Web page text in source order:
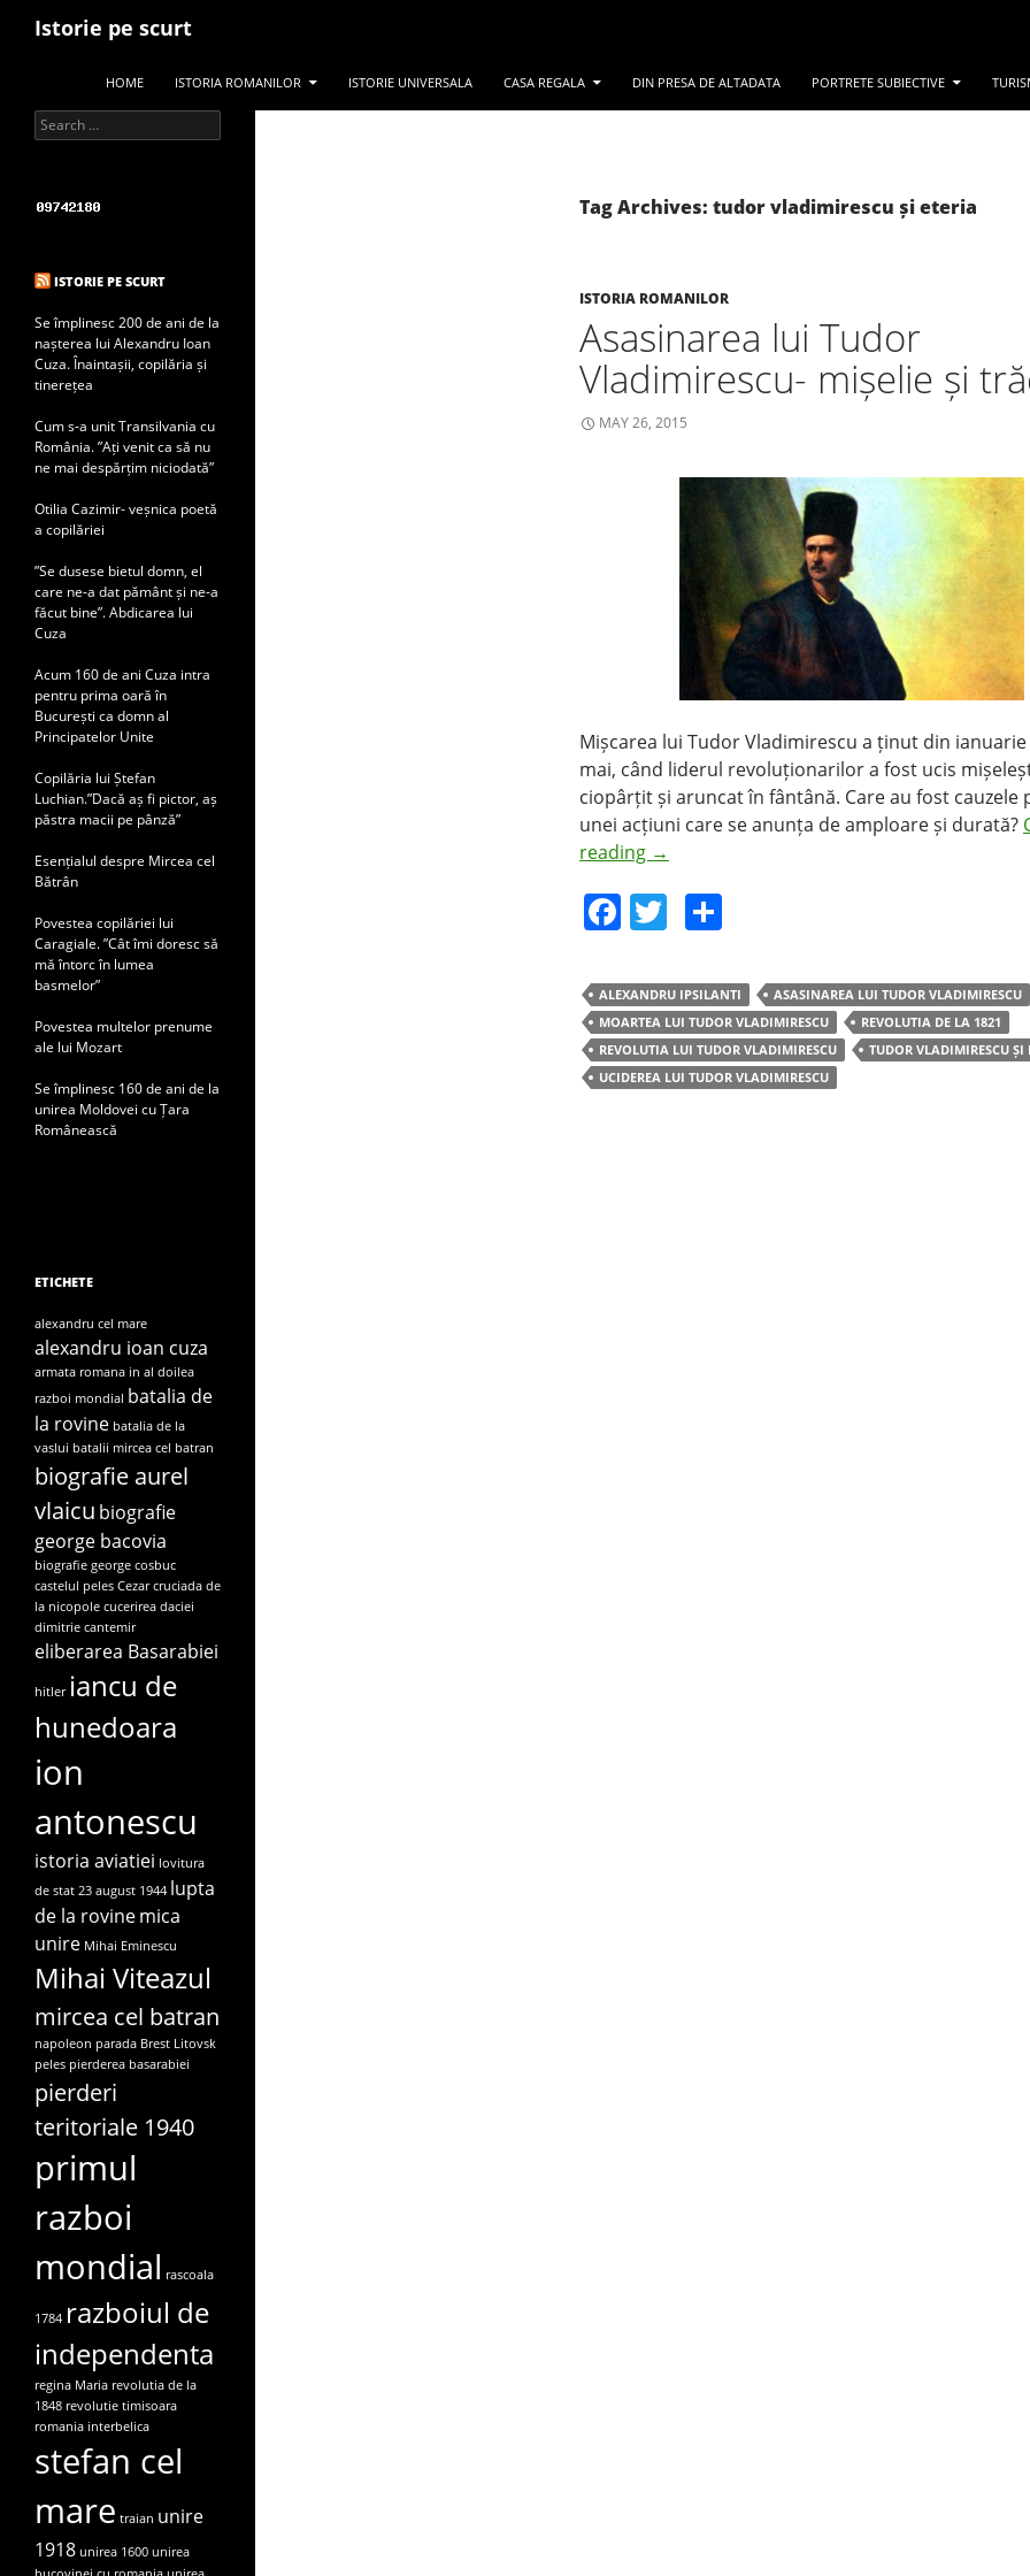
Istorie pe scurt
HOME
ISTORIA ROMANILOR ISTORIE UNIVERSALA CASA REGALA DIN PRESA DE ALTADATA PORTRETE SUBIECTIVE
Tag Archives: tudor vladimirescu și eteria
ISTORIA ROMANILOR
Asasinarea lui Tudor
Vladimirescu- mișelie și
MAY 26, 2015
Mișcarea lui Tudor Vladimirescu a ținut din
mai, când liderul revoluționarilor a fost ucis
ciopârțit și aruncat în fântână. Care au fost cauzele
unei acțiuni care se anunța de amploare și durată?
reading →
F
c
e
b
o
T
itt
er
ar
e
ALEXANDRU IPSILANTI ASASINAREA LUI TUDOR VLADIMIRESCU
MOARTEA LUI TUDOR VLADIMIRESCU
REVOLUTIA DE LA 1821
REVOLUTIA LUI TUDOR VLADIMIRESCU
TUDOR VLADIMIRESCU ȘI
UCIDEREA LUI TUDOR VLADIMIRESCU
Search for:
ISTORIE PE SCURT
Se împlinesc 200 de ani de la
nașterea lui Alexandru Ioan
Cuza. Înaintașii, copilăria și
tinerețea
Cum s-a unit Transilvania cu
România. ”Ați venit ca să nu
ne mai despărțim niciodată”
Otilia Cazimir- veșnica poetă
a copilăriei
”Se dusese bietul domn, el
care ne-a dat pământ și ne-a
făcut bine”. Abdicarea lui
Cuza
Acum 160 de ani Cuza intra
pentru prima oară în
București ca domn al
Principatelor Unite
Copilăria lui Ștefan
Luchian.”Dacă aș fi pictor, aș
păstra macii pe pânză”
Esențialul despre Mircea cel
Bătrân
Povestea copilăriei lui
Caragiale. ”Cât îmi doresc să
mă întorc în lumea
basmelor”
Povestea multelor prenume
ale lui Mozart
Se împlinesc 160 de ani de la
unirea Moldovei cu Țara
Românească
ETICHETE
alexandru cel mare
alexandru ioan cuza
armata romana in al doilea
razboi mondial batalia de
la rovine batalia de la
vaslui batalii mircea cel batran
biografie aurel
vlaicu biografie
george bacovia
biografie george cosbuc
castelul peles Cezar cruciada de
la nicopole cucerirea daciei
dimitrie cantemir
eliberarea Basarabiei
hitler iancu de
hunedoara
ion
antonescu
istoria aviatiei lovitura
de stat 23 august 1944 lupta
de la rovinemica
unire Mihai Eminescu
Mihai Viteazul
mircea cel batran
napoleon parada Brest Litovsk
peles pierderea basarabiei
pierderi
teritoriale 1940
primul
razboi
mondial rascoala
1784 razboiul de
independenta
regina Maria revolutia de la
1848 revolutie timisoara
romania interbelica
stefan cel
mare traian unire
1918 unirea 1600 unirea